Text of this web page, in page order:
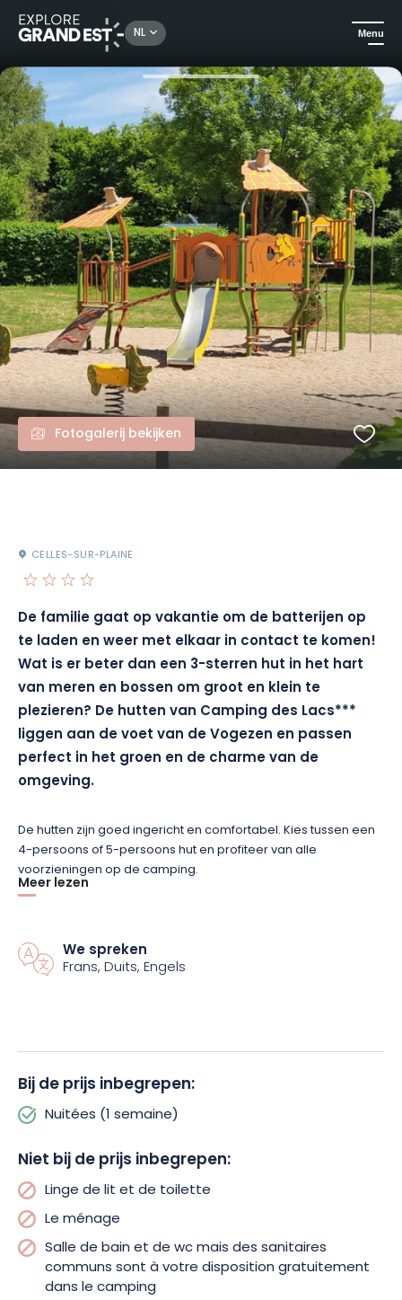
NL Menu
Kijk je ogen uit in de Grand Est Campings en huurmogelijkheden in de buitenlucht
Fotogalerij bekijken
CELLES-SUR-PLAINE
De familie gaat op vakantie om de batterijen op
te laden en weer met elkaar in contact te komen!
Wat is er beter dan een 3-sterren hut in het hart
van meren en bossen om groot en klein te
plezieren? De hutten van Camping des Lacs***
liggen aan de voet van de Vogezen en passen
perfect in het groen en de charme van de
omgeving.
De hutten zijn goed ingericht en comfortabel. Kies tussen een
4-persoons of 5-persoons hut en profiteer van alle
voorzieningen op de camping.
tijdens een aperitief of een spelletje pool en darts aan de bar.
En voordat je gaat slapen, roep iedereen bij elkaar en neem
mogelijkheden voor buitenactiviteiten zoals wandelen, fietsen,
gyro-pod ritjes, picknicken, boomklimmen, kanoën, zip-lining
over het meer, waterfietsen, minigolf, sleepboeien, skelters….
Camping des Lacs*** is de perfecte bestemming voor
vrijetijdsbesteding voor het hele gezin. De camping is
ontworpen om een adembenemend landschap te bieden,
een beschermde natuurlijke omgeving en een
verscheidenheid aan entertainment om te ontsnappen aan
de drukte van de stad.
Meer lezen
We spreken
Frans, Duits, Engels
Bij de prijs inbegrepen:
Nuitées (1 semaine)
Niet bij de prijs inbegrepen:
Linge de lit et de toilette
Le ménage
Salle de bain et de wc mais des sanitaires
communs sont à votre disposition gratuitement
dans le camping